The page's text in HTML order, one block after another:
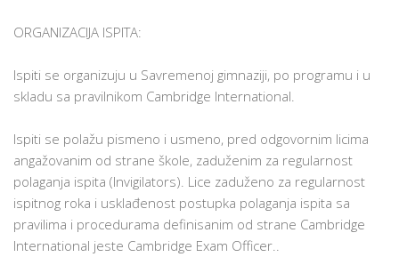
ORGANIZACIJA ISPITA:
Ispiti se organizuju u Savremenoj gimnaziji, po programu i u
skladu sa pravilnikom Cambridge International.
Ispiti se polažu pismeno i usmeno, pred odgovornim licima
angažovanim od strane škole, zaduženim za regularnost
polaganja ispita (Invigilators). Lice zaduženo za regularnost
ispitnog roka i usklađenost postupka polaganja ispita sa
pravilima i procedurama definisanim od strane Cambridge
International jeste Cambridge Exam Officer..